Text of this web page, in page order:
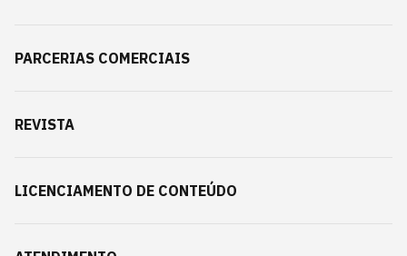
PARCERIAS COMERCIAIS
REVISTA
LICENCIAMENTO DE CONTEÚDO